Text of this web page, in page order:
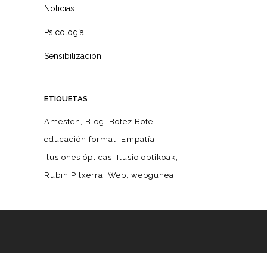
Noticias
Psicología
Sensibilización
ETIQUETAS
Amesten Blog
Botez Bote
educación formal
Empatía
Ilusiones ópticas
Ilusio optikoak
Rubin Pitxerra Web webgunea